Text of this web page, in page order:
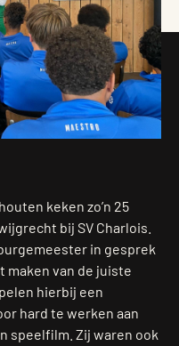
keken zo’n 25
bij SV Charlois.
in gesprek
van de juiste
hierbij een
hard te werken aan
speelfilm. Zij waren ook